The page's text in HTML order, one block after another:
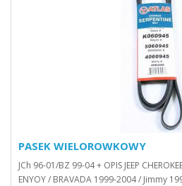
PASEK WIELOROWKOWY
JCh 96-01/BZ 99-04 + OPIS JEEP
ENYOY / BRAVADA 1999-2004 / Jimmy